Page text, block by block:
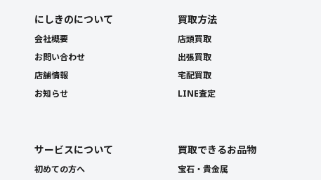
にしきのについて
会社概要
お問い合わせ
店舗情報
お知らせ
買取方法
店頭買取
出張買取
宅配買取
LINE査定
サービスについて
初めての方へ
買取できるお品物
宝石・貴金属